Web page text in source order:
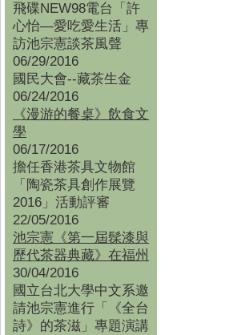
飛碟NEW98電台「許
心怡—愛吃愛生活」專
訪池宗憲談茶風聲
06/29/2016
國民大會--藏茶生金
06/24/2016
《漫游的餐桌》飲食文
學
06/17/2016
擔任香港茶具文物館
「陶瓷茶具創作展覽
2016」活動評審
22/05/2016
池宗憲《第一屆髹漆與
歷代茶器典藏》在福州
30/04/2016
國立台北大學中文系邀
請池宗憲進行「《全台
詩》的茶滋」專題演講